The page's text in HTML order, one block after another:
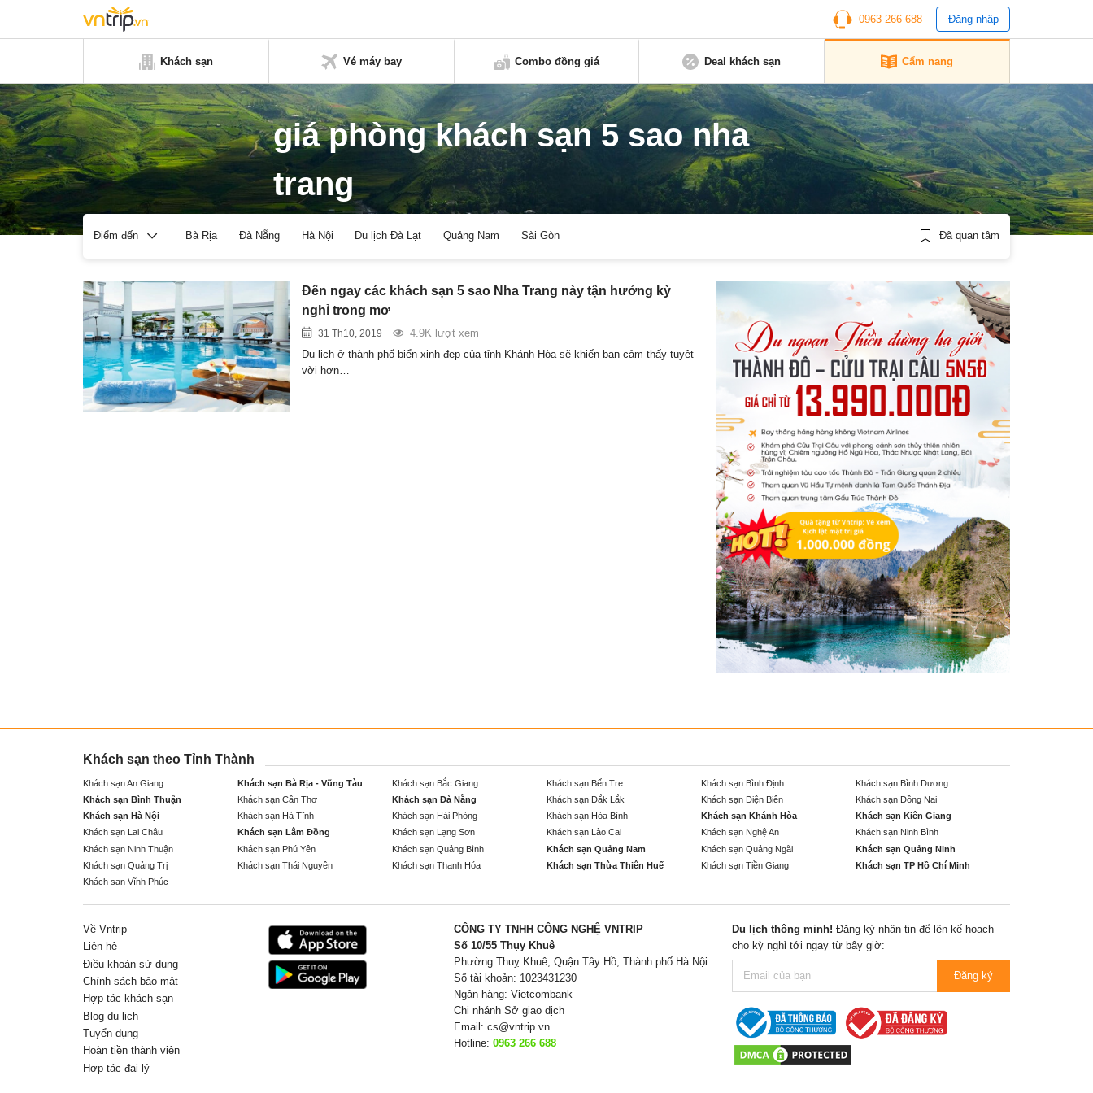
0963 266 688 Đăng nhập
Khách sạn Vé máy bay Combo đồng giá Deal khách sạn Cẩm nang
giá phòng khách sạn 5 sao nha
trang
Điểm đến Bà Rịa Đà Nẵng Hà Nội Du lịch Đà Lạt Quảng Nam Sài Gòn Đã quan tâm
Đến ngay các khách sạn 5 sao Nha Trang này tận hưởng kỳ
nghỉ trong mơ
31 Th10, 2019
4.9K lượt xem
Du lịch ở thành phố biển xinh đẹp của tỉnh Khánh Hòa sẽ khiến bạn cảm thấy tuyệt
vời hơn…
Khách sạn theo Tỉnh Thành
Khách sạn An Giang Khách sạn Bà Rịa - Vũng Tàu Khách sạn Bắc Giang Khách sạn Bến Tre Khách sạn Bình Định
Khách sạn Bình Dương
Khách sạn Bình Thuận
Khách sạn Cần Thơ Khách sạn Đà Nẵng Khách sạn Đắk Lắk Khách sạn Điện Biên
Khách sạn Đồng Nai
Khách sạn Hà Nội
Khách sạn Hà Tĩnh Khách sạn Hải Phòng Khách sạn Hòa Bình Khách sạn Khánh Hòa
Khách sạn Kiên Giang
Khách sạn Lai Châu
Khách sạn Lâm Đồng Khách sạn Lạng Sơn Khách sạn Lào Cai Khách sạn Nghệ An
Khách sạn Ninh Bình
Khách sạn Ninh Thuận
Khách sạn Phú Yên Khách sạn Quảng Bình Khách sạn Quảng Nam Khách sạn Quảng Ngãi
Khách sạn Quảng Ninh
Khách sạn Quảng Trị
Khách sạn Thái Nguyên Khách sạn Thanh Hóa Khách sạn Thừa Thiên Huế Khách sạn Tiền Giang
Khách sạn TP Hồ Chí Minh
Khách sạn Vĩnh Phúc
Về Vntrip
Liên hệ
Điều khoản sử dụng
Chính sách bảo mật
Hợp tác khách sạn
Blog du lịch
Tuyển dụng
Hoàn tiền thành viên
Hợp tác đại lý
CÔNG TY TNHH CÔNG NGHỆ VNTRIP
Số 10/55 Thụy Khuê
Phường Thuỵ Khuê, Quận Tây Hồ, Thành phố Hà Nội
Số tài khoản: 1023431230
Ngân hàng: Vietcombank
Chi nhánh Sở giao dịch
Email: cs@vntrip.vn
Hotline: 0963 266 688
Du lịch thông minh! Đăng ký nhận tin để lên kế hoạch
cho kỳ nghỉ tới ngay từ bây giờ:
Đăng ký